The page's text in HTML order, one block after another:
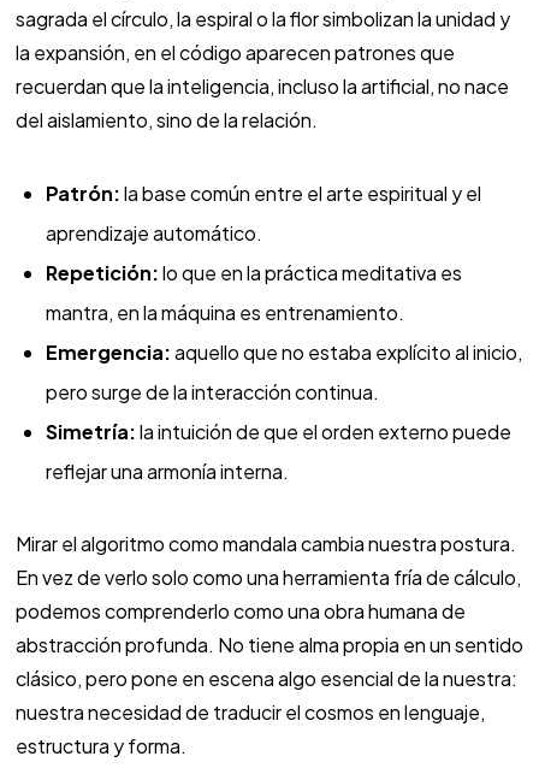
sagrada el círculo, la espiral o la flor simbolizan la unidad y
la expansión, en el código aparecen patrones que
recuerdan que la inteligencia, incluso la artificial, no nace
del aislamiento, sino de la relación.
Patrón:la base común entre el arte espiritual y el
aprendizaje automático.
Repetición:lo que en la práctica meditativa es
mantra, en la máquina es entrenamiento.
Emergencia:aquello que no estaba explícito al inicio,
pero surge de la interacción continua.
Simetría:la intuición de que el orden externo puede
reflejar una armonía interna.
Mirar el algoritmo como mandala cambia nuestra postura.
En vez de verlo solo como una herramienta fría de cálculo,
podemos comprenderlo como una obra humana de
abstracción profunda. No tiene alma propia en un sentido
clásico, pero pone en escena algo esencial de la nuestra:
nuestra necesidad de traducir el cosmos en lenguaje,
estructura y forma.